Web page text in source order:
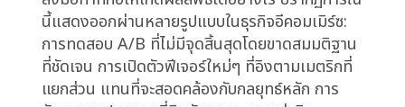
งานของลูกค้า (customer lifetime value) ไป
จนถึงผลตอบแทนจากการใช้จ่ายค่าโฆษณา
(ROAS) และการหมุนเวียนของสินค้าคงคลัง
(inventory turnover) ข้อมูลเหล่านี้ถูกนำเสนอ